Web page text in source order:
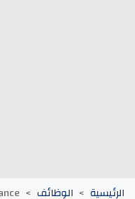
الوظائف